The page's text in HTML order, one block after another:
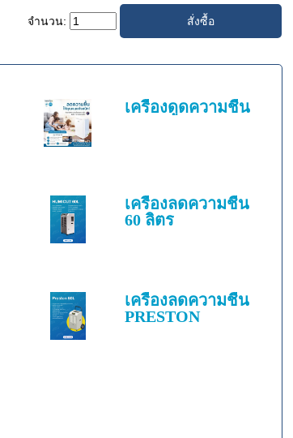
จำนวน:
เครื่องดูดความชื้น
เครื่องลดความชื้น
60 ลิตร
เครื่องลดความชื้น
PRESTON